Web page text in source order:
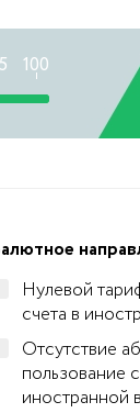
100
Нулевой
счета в
Отсутствие
пользование
иностранной